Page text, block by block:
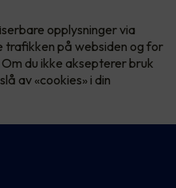
opplysninger via
trafikken på websiden og for
du ikke aksepterer bruk
av «cookies» i din